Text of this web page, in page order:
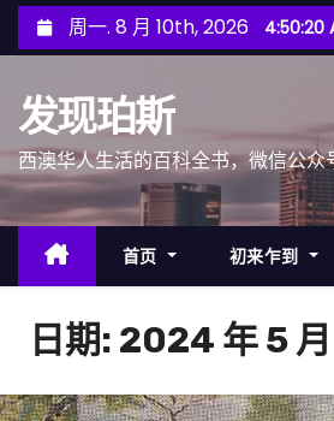
至
周一. 8 月 10th, 2026 4:50:23
发现珀斯
西澳华人生活的百科全书，微信公
首页 初来乍到
日期: 2024 年 5 月